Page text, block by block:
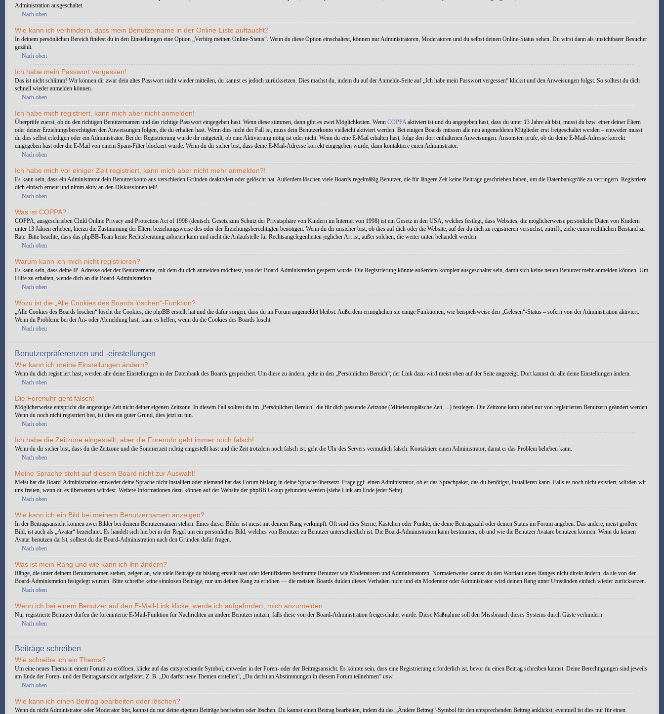
Administration ausgeschaltet.
Nach oben
Wie kann ich verhindern, dass mein Benutzername in der Online-Liste auftaucht?
In deinem persönlichen Bereich findest du in den Einstellungen eine Option „Verbirg meinen Online-Status“. Wenn du diese Option einschaltest, können nur Administratoren, Moderatoren und du selbst deinen Online-Status sehen. Du wirst dann als unsichtbarer Besucher
gezählt.
Nach oben
Ich habe mein Passwort vergessen!
Das ist nicht schlimm! Wir können dir zwar dein altes Passwort nicht wieder mitteilen, du kannst es jedoch zurücksetzen. Dies machst du, indem du auf der Anmelde-Seite auf „Ich habe mein Passwort vergessen“ klickst und den Anweisungen folgst. So solltest du dich
schnell wieder anmelden können.
Nach oben
Ich habe mich registriert, kann mich aber nicht anmelden!
Überprüfe zuerst, ob du den richtigen Benutzernamen und das richtige Passwort eingegeben hast. Wenn diese stimmen, dann gibt es zwei Möglichkeiten. Wenn COPPAaktiviert ist und du angegeben hast, dass du unter 13 Jahre alt bist, musst du bzw. einer deiner Eltern
oder deiner Erziehungsberechtigten den Anweisungen folgen, die du erhalten hast. Wenn dies nicht der Fall ist, muss dein Benutzerkonto vielleicht aktiviert werden. Bei einigen Boards müssen alle neu angemeldeten Mitglieder erst freigeschaltet werden – entweder musst
du dies selbst erledigen oder ein Administrator. Bei der Registrierung wurde dir mitgeteilt, ob eine Aktivierung nötig ist oder nicht. Wenn du eine E-Mail erhalten hast, folge den dort enthaltenen Anweisungen. Ansonsten prüfe, ob du deine E-Mail-Adresse korrekt
eingegeben hast oder die E-Mail von einem Spam-Filter blockiert wurde. Wenn du dir sicher bist, dass deine E-Mail-Adresse korrekt eingegeben wurde, dann kontaktiere einen Administrator.
Nach oben
Ich habe mich vor einiger Zeit registriert, kann mich aber nicht mehr anmelden?!
Es kann sein, dass ein Administrator dein Benutzerkonto aus verschieden Gründen deaktiviert oder gelöscht hat. Außerdem löschen viele Boards regelmäßig Benutzer, die für längere Zeit keine Beiträge geschrieben haben, um die Datenbankgröße zu verringern. Registriere
dich einfach erneut und nimm aktiv an den Diskussionen teil!
Nach oben
Was ist COPPA?
COPPA, ausgeschrieben Child Online Privacy and Protection Act of 1998 (deutsch: Gesetz zum Schutz der Privatsphäre von Kindern im Internet von 1998) ist ein Gesetz in den USA, welches festlegt, dass Websites, die möglicherweise persönliche Daten von Kindern
unter 13 Jahren erheben, hierzu die Zustimmung der Eltern beziehungsweise des oder der Erziehungsberechtigten benötigen. Wenn du dir unsicher bist, ob dies auf dich oder die Website, auf der du dich zu registrieren versuchst, zutrifft, ziehe einen rechtlichen Beistand zu
Rate. Bitte beachte, dass das phpBB-Team keine Rechtsberatung anbieten kann und nicht die Anlaufstelle für Rechtsangelegenheiten jeglicher Art ist; außer solchen, die weiter unten behandelt werden.
Nach oben
Warum kann ich mich nicht registrieren?
Es kann sein, dass deine IP-Adresse oder der Benutzername, mit dem du dich anmelden möchtest, von der Board-Administration gesperrt wurde. Die Registrierung könnte außerdem komplett ausgeschaltet sein, damit sich keine neuen Benutzer mehr anmelden können. Um
Hilfe zu erhalten, wende dich an die Board-Administration.
Nach oben
Wozu ist die „Alle Cookies des Boards löschen“-Funktion?
„Alle Cookies des Boards löschen“ löscht die Cookies, die phpBB erstellt hat und die dafür sorgen, dass du im Forum angemeldet bleibst. Außerdem ermöglichen sie einige Funktionen, wie beispielsweise den „Gelesen“-Status – sofern von der Administration aktiviert.
Wenn du Probleme bei der An- oder Abmeldung hast, kann es helfen, wenn du die Cookies des Boards löscht.
Nach oben
Benutzerpräferenzen und -einstellungen
Wie kann ich meine Einstellungen ändern?
Wenn du dich registriert hast, werden alle deine Einstellungen in der Datenbank des Boards gespeichert. Um diese zu ändern, gehe in den „Persönlichen Bereich“; der Link dazu wird meist oben auf der Seite angezeigt. Dort kannst du alle deine Einstellungen ändern.
Nach oben
Die Forenuhr geht falsch!
Möglicherweise entspricht die angezeigte Zeit nicht deiner eigenen Zeitzone. In diesem Fall solltest du im „Persönlichen Bereich“ die für dich passende Zeitzone (Mitteleuropäische Zeit, ...) festlegen. Die Zeitzone kann dabei nur von registrierten Benutzern geändert werden.
Wenn du noch nicht registriert bist, ist dies ein guter Grund, dies jetzt zu tun.
Nach oben
Ich habe die Zeitzone eingestellt, aber die Forenuhr geht immer noch falsch!
Wenn du dir sicher bist, dass du die Zeitzone und die Sommerzeit richtig eingestellt hast und die Zeit trotzdem noch falsch ist, geht die Uhr des Servers vermutlich falsch. Kontaktiere einen Administrator, damit er das Problem beheben kann.
Nach oben
Meine Sprache steht auf diesem Board nicht zur Auswahl!
Meist hat die Board-Administration entweder deine Sprache nicht installiert oder niemand hat das Forum bislang in deine Sprache übersetzt. Frage ggf. einen Administrator, ob er das Sprachpaket, das du benötigst, installieren kann. Falls es noch nicht existiert, würden wir
uns freuen, wenn du es übersetzen würdest. Weitere Informationen dazu können auf der Website der phpBB Group gefunden werden (siehe Link am Ende jeder Seite).
Nach oben
Wie kann ich ein Bild bei meinem Benutzernamen anzeigen?
In der Beitragsansicht können zwei Bilder bei deinem Benutzernamen stehen. Eines dieser Bilder ist meist mit deinem Rang verknüpft: Oft sind dies Sterne, Kästchen oder Punkte, die deine Beitragszahl oder deinen Status im Forum angeben. Das andere, meist größere
Bild, ist auch als „Avatar“ bezeichnet. Es handelt sich hierbei in der Regel um ein persönliches Bild, welches von Benutzer zu Benutzer unterschiedlich ist. Die Board-Administration kann bestimmen, ob und wie die Benutzer Avatare benutzen können. Wenn du keinen
Avatar benutzen darfst, solltest du die Board-Administration nach den Gründen dafür fragen.
Nach oben
Was ist mein Rang und wie kann ich ihn ändern?
Ränge, die unter deinem Benutzernamen stehen, zeigen an, wie viele Beiträge du bislang erstellt hast oder identifizieren bestimmte Benutzer wie Moderatoren und Administratoren. Normalerweise kannst du den Wortlaut eines Ranges nicht direkt ändern, da sie von der
Board-Administration festgelegt wurden. Bitte schreibe keine sinnlosen Beiträge, nur um deinen Rang zu erhöhen — die meisten Boards dulden dieses Verhalten nicht und ein Moderator oder Administrator wird deinen Rang unter Umständen einfach wieder zurücksetzen.
Nach oben
Wenn ich bei einem Benutzer auf den E-Mail-Link klicke, werde ich aufgefordert, mich anzumelden.
Nur registrierte Benutzer dürfen die foreninterne E-Mail-Funktion für Nachrichten an andere Benutzer nutzen, falls diese von der Board-Administration freigeschaltet wurde. Diese Maßnahme soll den Missbrauch dieses Systems durch Gäste verhindern.
Nach oben
Beiträge schreiben
Wie schreibe ich ein Thema?
Um eine neues Thema in einem Forum zu eröffnen, klicke auf das entsprechende Symbol, entweder in der Foren- oder der Beitragsansicht. Es könnte sein, dass eine Registrierung erforderlich ist, bevor du einen Beitrag schreiben kannst. Deine Berechtigungen sind jeweils
am Ende der Foren- und der Beitragsansicht aufgelistet. Z. B. „Du darfst neue Themen erstellen“, „Du darfst an Abstimmungen in diesem Forum teilnehmen“ usw.
Nach oben
Wie kann ich einen Beitrag bearbeiten oder löschen?
Wenn du nicht Administrator oder Moderator bist, kannst du nur deine eigenen Beiträge bearbeiten oder löschen. Du kannst einen Beitrag bearbeiten, indem du das „Ändere Beitrag“-Symbol für den entsprechenden Beitrag anklickst; eventuell ist dies nur für einen